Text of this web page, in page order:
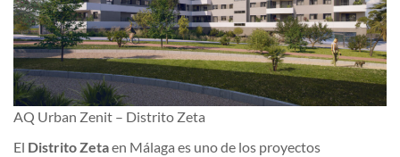
AQ Urban Zenit – Distrito Zeta
El Distrito Zetaen Málaga es uno de los proyectos